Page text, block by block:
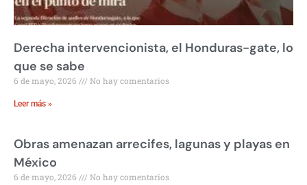
Derecha intervencionista, el Honduras-gate, lo
que se sabe
6 de mayo, 2026 No hay comentarios
Leer más »
Obras amenazan arrecifes, lagunas y playas en
México
6 de mayo, 2026 No hay comentarios